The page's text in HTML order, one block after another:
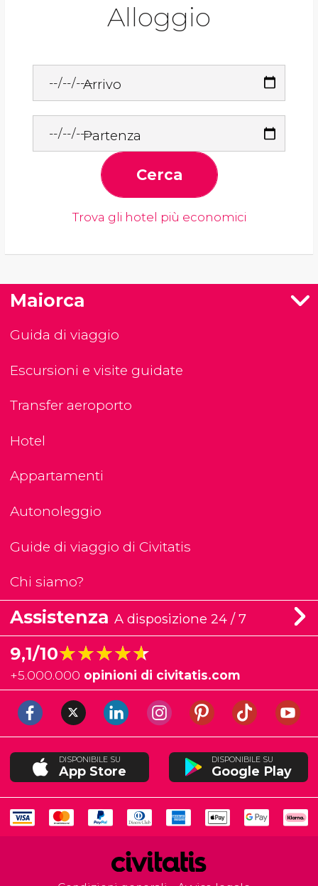
Alloggio
Arrivo
Partenza
Cerca
Trova gli hotel più economici
Maiorca
Guida di viaggio
Escursioni e visite guidate
Transfer aeroporto
Hotel
Appartamenti
Autonoleggio
Guide di viaggio di Civitatis
Chi siamo?
Assistenza A disposizione 24 / 7
9,1/10★★★★★
★★★★★
+5.000.000 opinioni di civitatis.com
DISPONIBILE SU
App Store
DISPONIBILE SU
Google Play